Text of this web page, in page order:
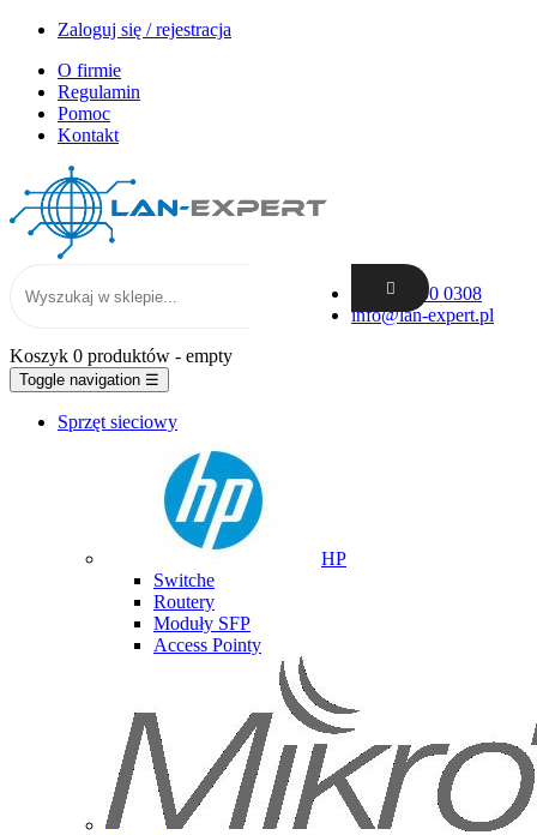
Zaloguj się / rejestracja
O firmie
Regulamin
Pomoc
Kontakt
+48 62 300 0308
info@lan-expert.pl
Koszyk 0 produktów - empty
Toggle navigation ☰
Sprzęt sieciowy
HP
Switche
Routery
Moduły SFP
Access Pointy